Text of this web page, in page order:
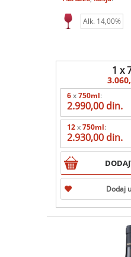
Alk. 14,00%
1 x
6x750ml:
2.990,00 din.
12x750ml:
2.930,00 din.
Dodaj